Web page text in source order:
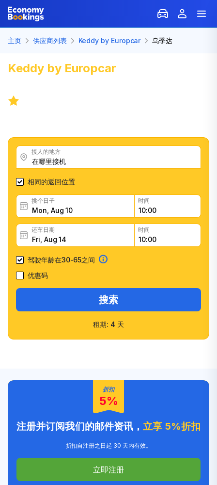
主页 供应商列表 Keddy by Europcar 乌季达
Keddy by Europcar
接人的地方
相同的返回位置
挑个日子 时间
还车日期 时间
驾驶年龄在30-65之间
优惠码
搜索
租期: 4 天
折扣
5%
注册并订阅我们的邮件资讯，立享 5%折扣
折扣自注册之日起 30 天内有效。
立即注册